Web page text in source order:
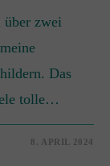
über zwei
Das
tolle…
8. APRIL 2024